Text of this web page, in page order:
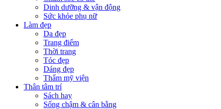
Dinh dưỡng & vận động
Sức khỏe phụ nữ
Làm đẹp
Da đẹp
Trang điểm
Thời trang
Tóc đẹp
Dáng đẹp
Thẩm mỹ viện
Thân tâm trí
Sách hay
Sống chậm & cân bằng